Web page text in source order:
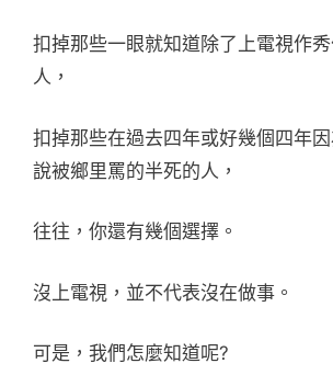
扣掉那些一眼就知道除了上電視作
人，
扣掉那些在過去四年或好幾個四年
說被鄉里罵的半死的人，
往往，你還有幾個選擇。
沒上電視，並不代表沒在做事。
可是，我們怎麼知道呢?